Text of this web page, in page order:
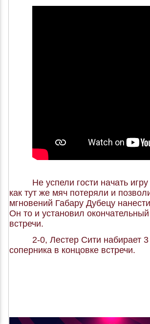
Не успели гости начать
как тут же мяч потеряли и
мгновений Габару Дубецу
Он то и установил окончательный
встречи.
2-0, Лестер Сити набирает
соперника в концовке встречи.